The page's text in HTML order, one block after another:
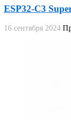
ESP32-C3
16 сентября 2024